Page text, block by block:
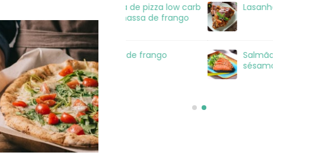
com massa de frango
Salada de frango
Lasanha Low Carb
Salmão com crosta de